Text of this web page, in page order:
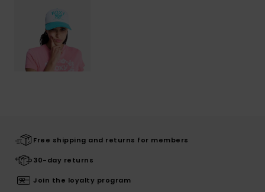
Free shipping and returns for members
30-day returns
Join the loyalty program